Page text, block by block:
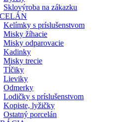
Sklovýroba na zákazku
Kelímky s príslušenstvom
Misky žíhacie
Misky odparovacie
Kadinky
Misky trecie
Tĺčiky
Lieviky
Odmerky
Lodičky s príslušenstvom
Kopiste, lyžičky
Ostatný porcelán